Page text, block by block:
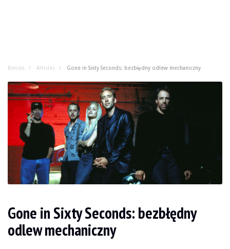
Benzin Articles Gone in Sixty Seconds: bezbłędny odlew mechaniczny
Gone in Sixty Seconds: bezbłędny
odlew mechaniczny